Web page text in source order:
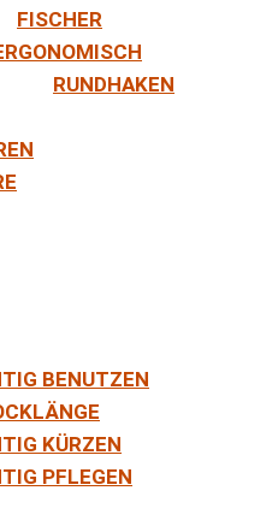
FISCHER
RUNDHAKEN
BENUTZEN
KÜRZEN
PFLEGEN